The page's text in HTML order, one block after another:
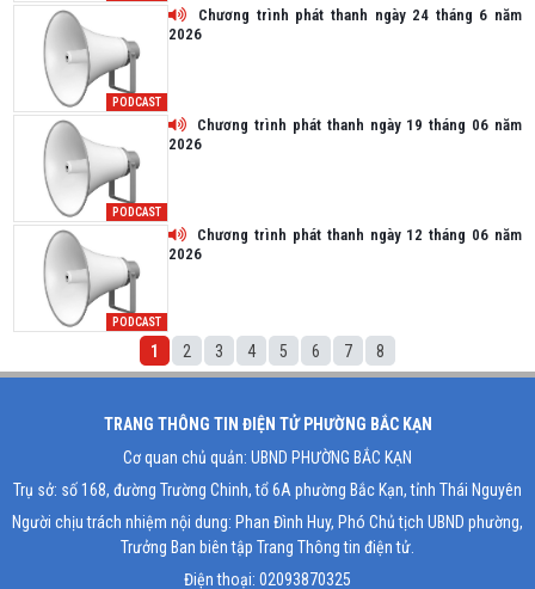
PODCAST
Chương trình phát thanh ngày 24 tháng 6 năm
2026
PODCAST
Chương trình phát thanh ngày 19 tháng 06 năm
2026
PODCAST
Chương trình phát thanh ngày 12 tháng 06 năm
2026
1 2 3 4 5 6 7 8
TRANG THÔNG TIN ĐIỆN TỬ PHƯỜNG BẮC KẠN
Cơ quan chủ quản: UBND PHƯỜNG BẮC KẠN
Trụ sở: số 168, đường Trường Chinh, tổ 6A phường Bắc Kạn, tỉnh Thái Nguyên
Người chịu trách nhiệm nội dung: Phan Đình Huy, Phó Chủ tịch UBND phường,
Trưởng Ban biên tập Trang Thông tin điện tử.
Điện thoại: 02093870325